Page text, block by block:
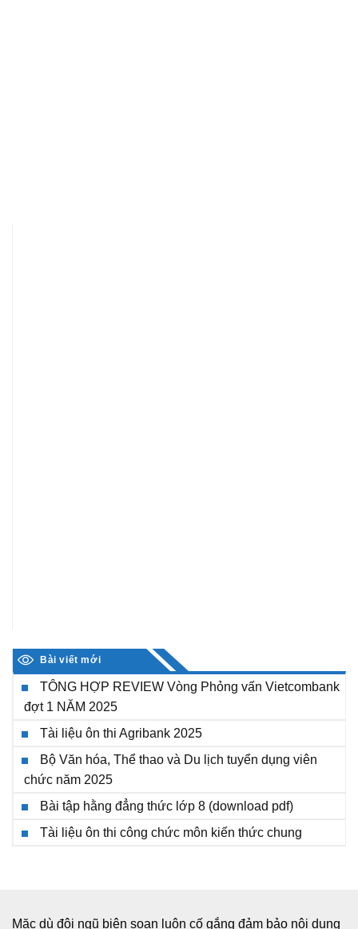
Bài viết mới
TÔNG HỢP REVIEW Vòng Phỏng vấn Vietcombank
đợt 1 NĂM 2025
Tài liệu ôn thi Agribank 2025
Bộ Văn hóa, Thể thao và Du lịch tuyển dụng viên
chức năm 2025
Bài tập hằng đẳng thức lớp 8 (download pdf)
Tài liệu ôn thi công chức môn kiến thức chung
Mặc dù đội ngũ biên soạn luôn cố gắng đảm bảo nội dung